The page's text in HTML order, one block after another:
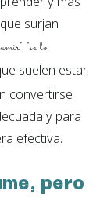
surjan
“se lo
suelen estar
convertirse
y para
efectiva.
pero